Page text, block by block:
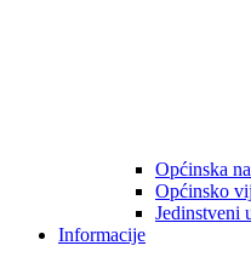
Općinska
Općinsko
Jedinstveni
Informacije